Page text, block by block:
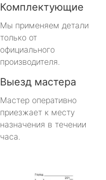
Комплектующие
Мы применяем детали
только от
официального
производителя.
Выезд мастера
Мастер оперативно
приезжает к месту
назначения в течении
часа.